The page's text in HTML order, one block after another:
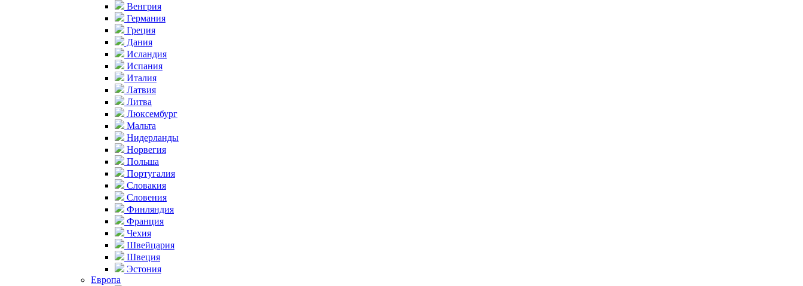
Венгрия
Германия
Греция
Дания
Исландия
Испания
Италия
Латвия
Литва
Люксембург
Мальта
Нидерланды
Норвегия
Польша
Португалия
Словакия
Словения
Финляндия
Франция
Чехия
Швейцария
Швеция
Эстония
Европа